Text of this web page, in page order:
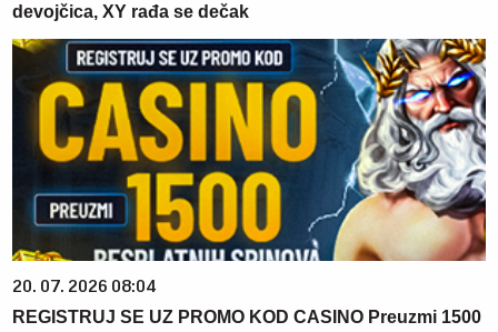
devojčica, XY rađa se dečak
20. 07. 2026 08:04
REGISTRUJ SE UZ PROMO KOD CASINO Preuzmi 1500